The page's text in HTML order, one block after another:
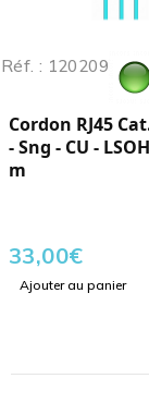
Réf. : 120209
Cordon RJ45
- Sng - CU -
m
33,00€
Ajouter au panier